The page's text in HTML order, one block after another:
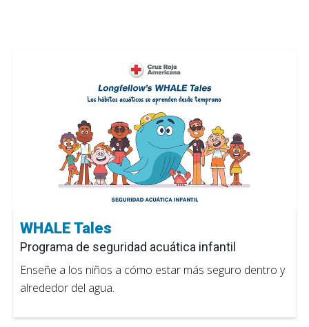
WHALE Tales
Programa de seguridad acuática infantil
Enseñe a los niños a cómo estar más seguro dentro y
alrededor del agua.